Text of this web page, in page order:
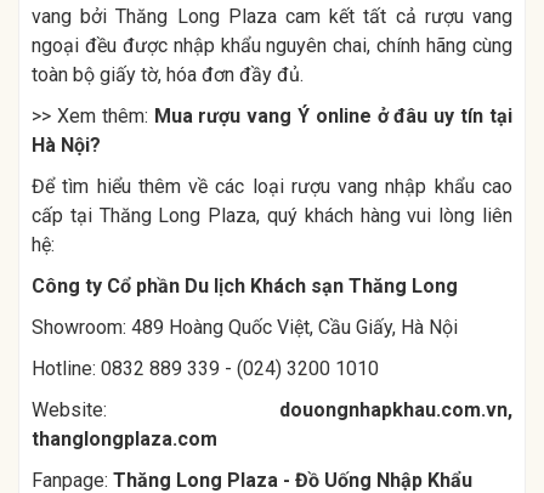
vang bởi Thăng Long Plaza cam kết tất cả rượu vang
ngoại đều được nhập khẩu nguyên chai, chính hãng cùng
toàn bộ giấy tờ, hóa đơn đầy đủ.
>> Xem thêm: Mua rượu vang Ý online ở đâu uy tín tại
Hà Nội?
Để tìm hiểu thêm về các loại rượu vang nhập khẩu cao
cấp tại Thăng Long Plaza, quý khách hàng vui lòng liên
hệ:
Công ty Cổ phần Du lịch Khách sạn Thăng Long
Showroom: 489 Hoàng Quốc Việt, Cầu Giấy, Hà Nội
Hotline: 0832 889 339 - (024) 3200 1010
Website: douongnhapkhau.com.vn,
thanglongplaza.com
Fanpage: Thăng Long Plaza - Đồ Uống Nhập Khẩu